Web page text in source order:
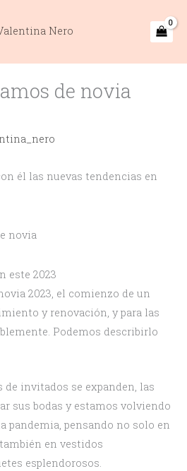
de novia
él las nuevas tendencias en
este 2023
2023, el comienzo de un
y renovación, y para las
Podemos describirlo
de invitados se expanden, las
sus bodas y estamos volviendo
pandemia, pensando no solo en
en vestidos
esplendorosos.